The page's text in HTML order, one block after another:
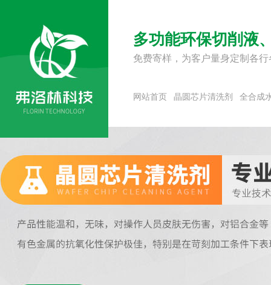
多功能环保切削液
免费寄样，为客户量身定制各
网站首页 晶圆芯片清洗剂 全合成